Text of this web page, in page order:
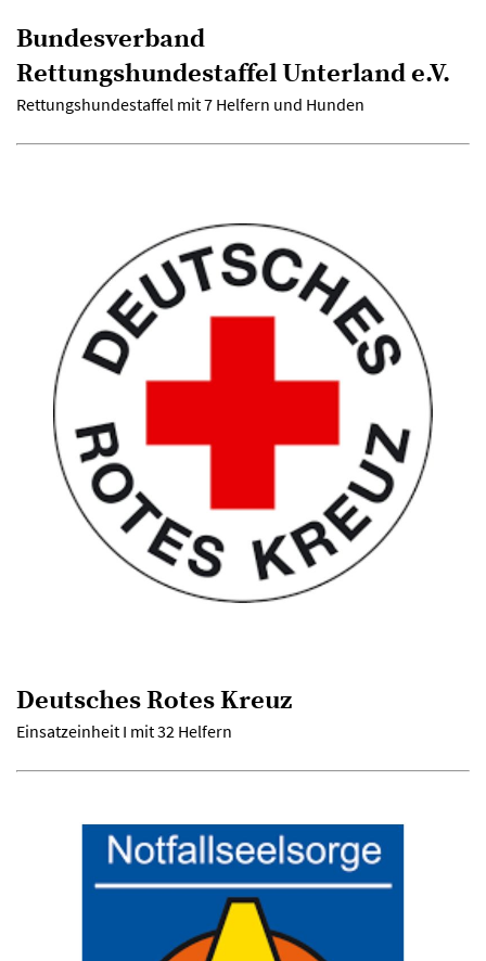
Bundesverband
Rettungshundestaffel Unterland e.V.
Rettungshundestaffel mit 7 Helfern und Hunden
Deutsches Rotes Kreuz
Einsatzeinheit I mit 32 Helfern